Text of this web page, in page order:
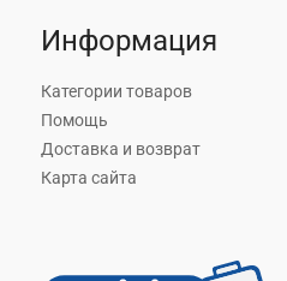
Информация
Категории товаров
Помощь
Доставка и возврат
Карта сайта